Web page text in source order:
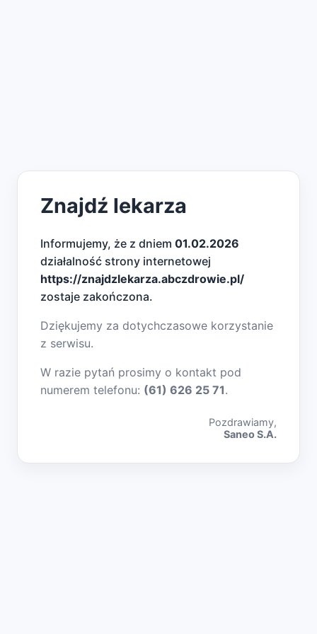
Znajdź lekarza
Informujemy, że z dniem 01.02.2026
działalność strony internetowej
https://znajdzlekarza.abczdrowie.pl/
zostaje zakończona.
Dziękujemy za dotychczasowe korzystanie
z serwisu.
W razie pytań prosimy o kontakt pod
numerem telefonu: (61) 626 25 71.
Pozdrawiamy,
Saneo S.A.